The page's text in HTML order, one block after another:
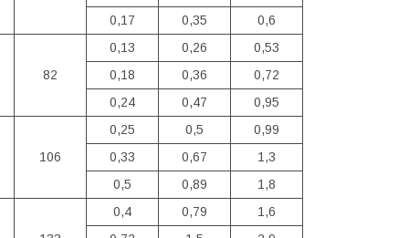
0,17 0,35 0,6
82
0,13 0,26
0,53
0,18 0,36
0,72
0,24 0,47 0,95
106
0,25 0,5
0,99
0,33 0,67
1,3
0,5 0,89 1,8
0,4 0,79
1,6